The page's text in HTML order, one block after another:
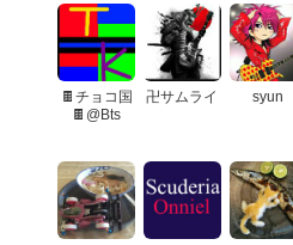
🍫チョコ国
🍫@Bts
卍サムライ syun